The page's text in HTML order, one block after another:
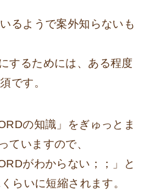
るようで案外知らないも
するためには、ある程度
です。
の知識」をぎゅっとま
ていますので、
がわからない；；」と
らいに短縮されます。